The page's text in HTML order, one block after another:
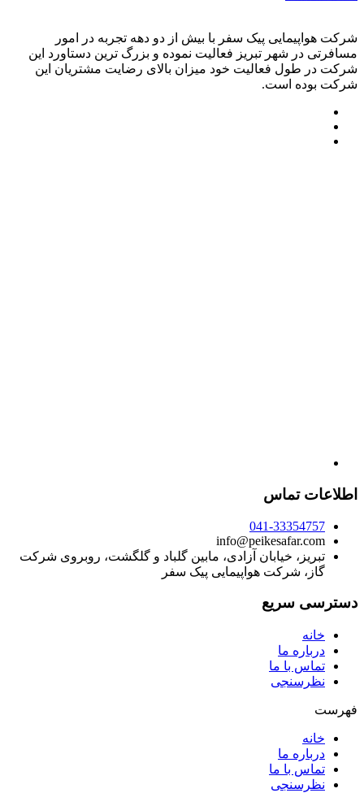
شرکت هواپیمایی پیک سفر با بیش از دو دهه تجربه در امور
مسافرتی در شهر تبریز فعالیت نموده و بزرگ ترین دستاورد این
شرکت در طول فعالیت خود میزان بالای رضایت مشتریان این
شرکت بوده است.
اطلاعات تماس
041-33354757
info@peikesafar.com
تبریز، خیابان آزادی، مابین گلباد و گلگشت، روبروی شرکت
گاز، شرکت هواپیمایی پیک سفر
دسترسی سریع
خانه
درباره ما
تماس با ما
نظرسنجی
فهرست
خانه
درباره ما
تماس با ما
نظرسنجی